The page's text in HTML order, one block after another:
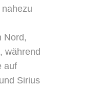
Nord,
während
auf
Sirius